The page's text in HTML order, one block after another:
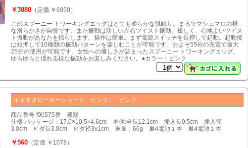
￥3880 （定価 ￥6050）
このスプーニー トワーキングエッグはとても柔らかな肌触り。まるでマシュマロの様
な滑らかさが自慢です。また振動は珍しい左右ツイスト振動。優しく、心地よいツイス
ト振動があなたを揺らします。操作は簡単。まず電源スイッチを長押しで起動。起動後
は短押しで10種類の振動パターンを楽しむことが可能です。およそ55分の充電で最大
25分の使用が可能です。女性への優しさが詰まったスプーニー トワーキングエッグ。
ゆらゆらと揺れる様な振動をお楽しみください。●カラー：ピンク
イキすぎローターショート ピンク） ピンク
商品番号 f00575番 種類
仕様 パッケージ：17.0×10.5×4.6cm 本体:全長12.1cm 挿入長9.5cm 挿入径
3.0cm ヒダ長3.0cm ヒダ径3v1cm 重量：66g 単4電池１本 単4電池１本
￥560 （定価 ￥1078）